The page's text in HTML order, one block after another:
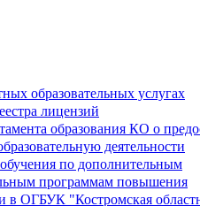
образовательных услугах
лицензий
образования КО о
деятельности
по дополнительным
программам повышения
в ОГБУК "Костромская